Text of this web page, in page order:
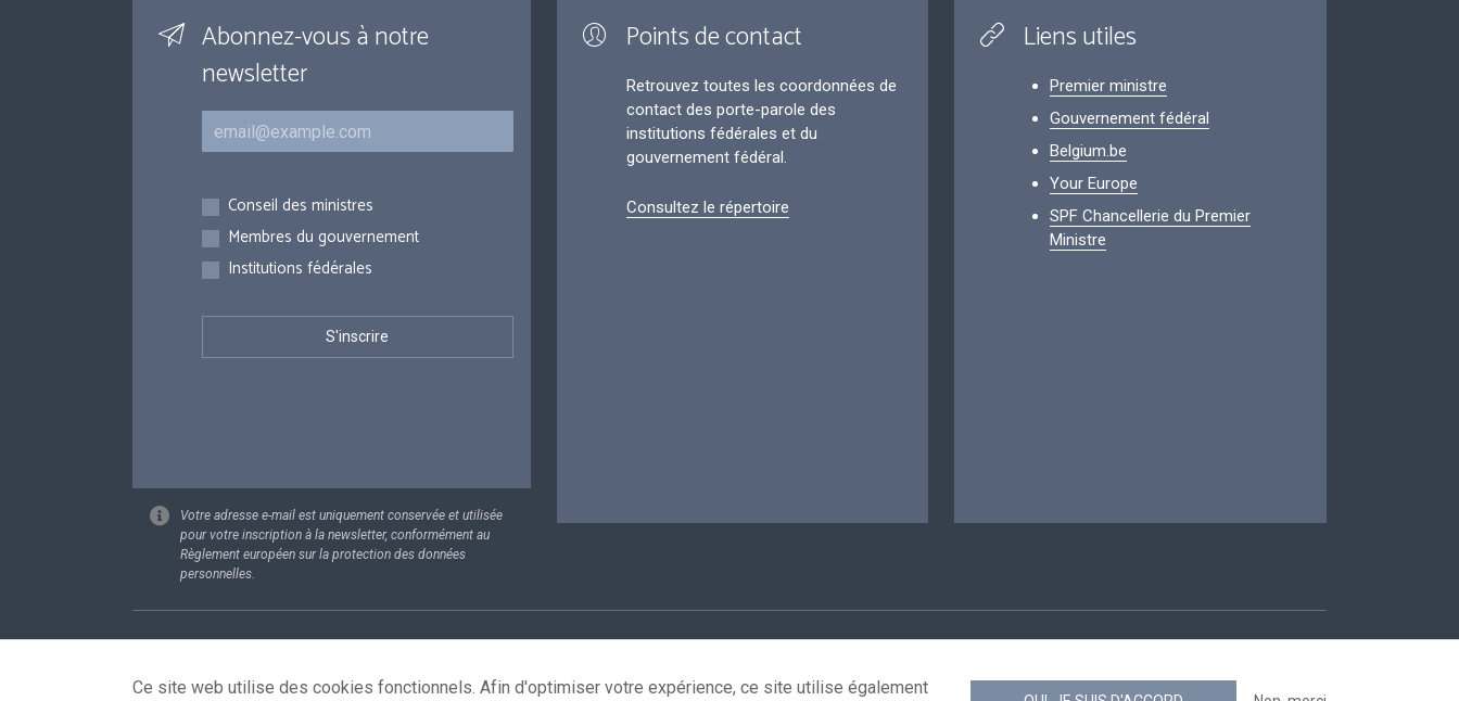
Abonnez-vous à notre
newsletter
Courriel
Inscriptions
Conseil des ministres
Membres du gouvernement
Institutions fédérales
Votre adresse e-mail est uniquement conservée et utilisée
pour votre inscription à la newsletter, conformément au
Règlement européen sur la protection des données
personnelles.
Points de contact
Retrouvez toutes les coordonnées de
contact des porte-parole des
institutions fédérales et du
gouvernement fédéral.
Consultez le répertoire
Liens utiles
Premier ministre
Gouvernement fédéral
Belgium.be
Your Europe
SPF Chancellerie du Premier
Ministre
Ce site web utilise des cookies fonctionnels. Afin d'optimiser votre expérience, ce site utilise également